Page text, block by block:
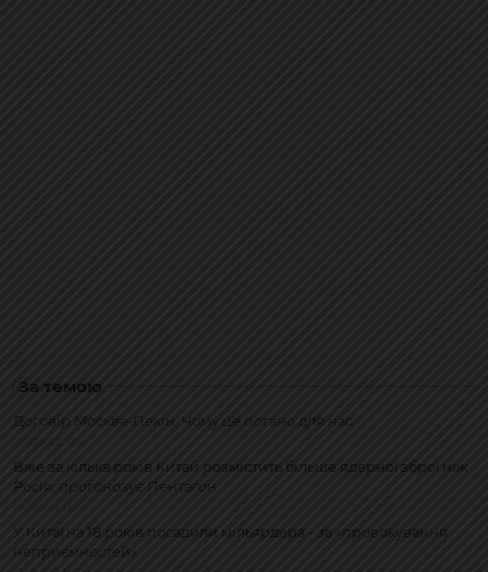
За темою
Договір Москва-Пекін. Чому це погано для нас
Вже за кілька років Китай розмістить більше ядерної зброї ніж
Росія, прогонозує Пентагон
У Китаї на 18 років посадили мільярдера - за «провокування
неприємностей»